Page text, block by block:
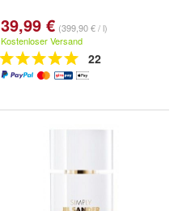
39,99 € (399,90 € / l)
Kostenloser Versand
22